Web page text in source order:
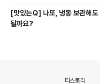
[맛있는Q] 나또, 냉동 보관해도
될까요?
티스토리